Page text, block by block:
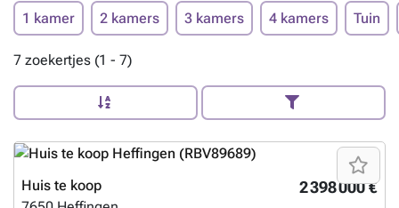
1 kamer 2 kamers 3 kamers 4 kamers Tuin
7 zoekertjes (1 - 7)
2 398 000 €
Huis te koop